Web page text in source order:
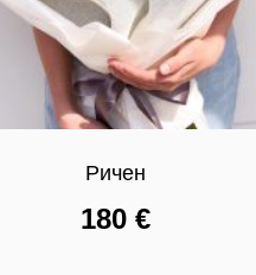
Ричен
180 €